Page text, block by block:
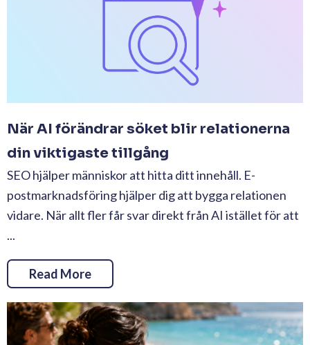
När AI förändrar söket blir relationerna
din viktigaste tillgång
SEO hjälper människor att hitta ditt innehåll. E-
postmarknadsföring hjälper dig att bygga relationen
vidare. När allt fler får svar direkt från AI istället för att
...
Read More